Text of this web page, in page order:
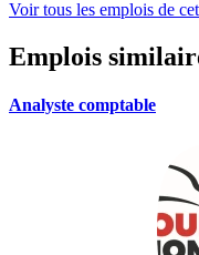
Voir tous les emplois de
Emplois
Analyste comptable